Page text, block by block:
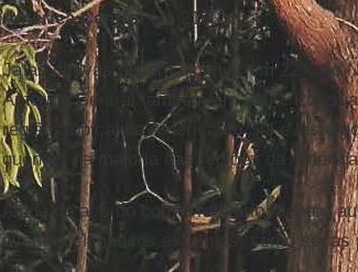
América Centralem 2100.
Já as chuvas devem diminuir em 22% no
América Central também em 2100. Por
região tropical da América do Sul e leste
quentes na maioria das regiões da
Ainda de acordo com o relatório, deverá
eventos climáticos extremos, como